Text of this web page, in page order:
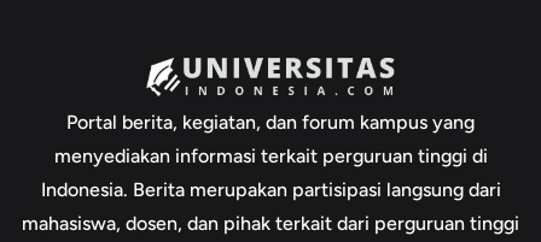
Portal berita, kegiatan, dan forum kampus yang
menyediakan informasi terkait perguruan tinggi di
Indonesia. Berita merupakan partisipasi langsung dari
mahasiswa, dosen, dan pihak terkait dari perguruan tinggi